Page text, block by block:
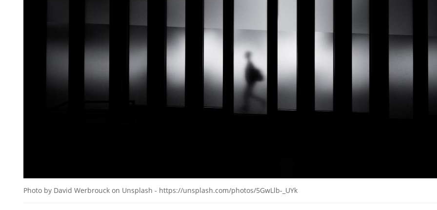
Photo by David Werbrouck on Unsplash - https://unsplash.com/photos/5GwLlb-_UYk